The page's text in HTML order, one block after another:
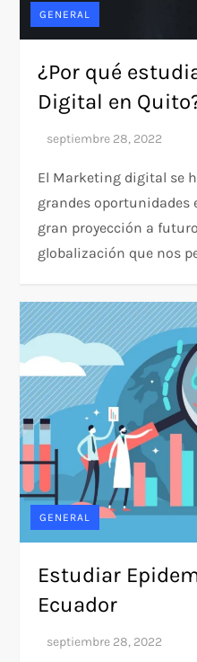
GENERAL
¿Por qué
Digital en
El Marketing digital se
grandes oportunidades
gran proyección a
globalización que nos
GENERAL
Estudiar
Ecuador